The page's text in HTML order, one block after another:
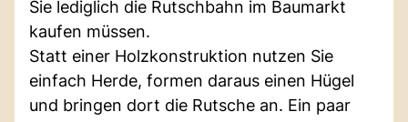
Sie lediglich die Rutschbahn im Baumarkt
kaufen müssen.
Statt einer Holzkonstruktion nutzen Sie
einfach Herde, formen daraus einen Hügel
und bringen dort die Rutsche an. Ein paar